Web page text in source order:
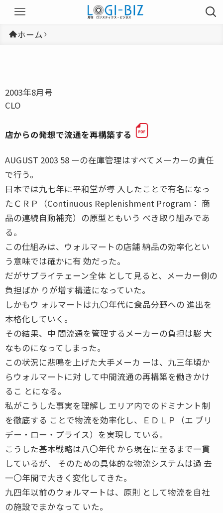
ホーム
2003年8月号
CLO
店からの発想で流通を再構築する
AUGUST 2003 58 ーの在庫管理はすべてメーカーの責任
で行う。
日本では九七年に平和堂が導 入したことで有名になっ
たＣＲＰ（Continuous Replenishment Program： 商
品の連続自動補充）の原型ともいう べき取り組みであ
る。
この仕組みは、ウォルマートの店舗 納品の効率化とい
う意味では確かに有 効だった。
だがサプライチェーン全体 として見ると、メーカー側の
負担ばか りが増す構造になっていた。
しかもウ ォルマートは九〇年代に食品分野への 進出を
本格化していく。
その結果、中 間流通を管理するメーカーの負担は膨 大
なものになってしまった。
この状況に悲鳴を上げた大手メーカ ーは、九三年頃か
らウォルマートに対 して中間流通の再構築を働きかけ
るこ とになる。
私がこうした事実を理解し エリア内でのドミナント制
を徹底する ことで物流を効率化し、ＥＤＬＰ（エ ブリ
デー・ロー・プライス）を実現し ている。
こうした基本戦略は八〇年代 から現在に至るまで一貫
しているが、 そのための具体的な物流システムは過 去
一〇年間で大きく変化してきた。
九四年以前のウォルマートは、原則 として物流を自社
の施設でまかなって いた。